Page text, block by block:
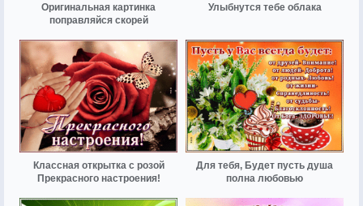
Оригинальная картинка
поправляйся скорей
Улыбнутся тебе облака
Классная открытка с розой
Прекрасного настроения!
Для тебя, Будет пусть душа
полна любовью